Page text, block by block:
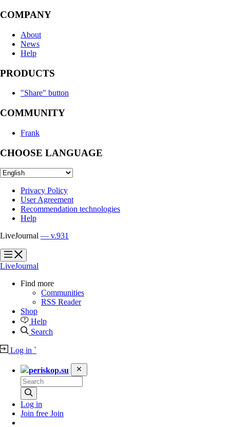
COMPANY
About
News
Help
PRODUCTS
"Share" button
COMMUNITY
Frank
CHOOSE LANGUAGE
Privacy Policy
User Agreement
Recommendation technologies
Help
LiveJournal — v.931
?
?
LiveJournal
Find more
Communities
RSS Reader
Shop
Help
Search
Log in `
periskop.su
Log in
Join free Join